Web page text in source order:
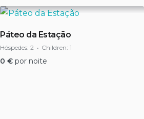
Páteo da Estação
Hóspedes: 2 Children: 1
0 € por noite